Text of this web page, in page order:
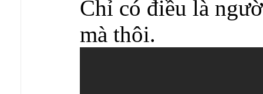
Chỉ có điều là
mà thôi.